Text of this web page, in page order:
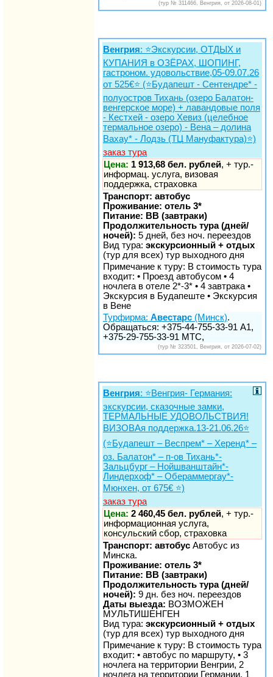
(тур № 311466, Венгрия, от 2026-08-01)
Венгрия: ⭐️Экскурсии, ОТДЫХ и
КУПАНИЯ в ОЗЁРАХ, ШОПИНГ,
гастроном. удовольствие,05-09.07.26
от 525€⭐️ (⭐️Будапешт - Сентендре* -
полуостров Тихань (озеро Балатон-
венгерское море) + лавандовые поля
- Кестхей - озеро Хевиз (целебное
термальное озеро) - Вена – долина
Вахау* - Лодзь (ТЦ Мануфактура)⭐️)
заказ тура
Цена: 1 913,68 бел. рублей, + тур.-
информац. услуга, визовая
поддержка, страховка
Транспорт: автобус
Проживание: отель 3*
Питание: BB (завтраки)
Продолжительность тура (дней/
ночей): 5 дней, без ноч. переездов
Вид тура: экскурсионный + отдых
(тур для всех) тур выходного дня
Примечание к туру: В стоимость тура
входит: • Проезд автобусом • 4
ночлега в отеле 2*-3* • 4 завтрака •
Экскурсия в Будапеште • Экскурсия
в Вене
Турфирма: Авестарс (Минск).
Обращаться: +375-44-755-33-91 А1,
+375-29-755-33-91 МТС,
(тур № 323501, Венгрия, от 2026-07-02)
Венгрия: ⭐️Венгрия- Германия:
экскурсии, сказочные замки,
ТЕРМАЛЬНЫЕ УДОВОЛЬСТВИЯ!
ВИЗОВАя поддержка.13-21.06.26⭐️
(⭐️Будапешт – Веспрем* – Херенд* –
оз. Балатон* – п-ов Тихань*-
Зальцбург – Нойшванштайн*-
Линдерхоф* – Обераммергау*-
Мюнхен, от 675€ ⭐️)
заказ тура
Цена: 2 460,45 бел. рублей, + тур.-
информационная услуга,
консульский сбор, страховка
Транспорт: автобус Автобус из
Минска.
Проживание: отель 3*
Питание: BB (завтраки)
Продолжительность тура (дней/
ночей): 9 дн. без ноч. переездов
Даты выезда: ВОЗМОЖЕН
МУЛЬТИШЕНГЕН
Вид тура: экскурсионный + отдых
(тур для всех) тур выходного дня
Примечание к туру: В стоимость тура
входит: • автобус по маршруту, • 3
ночлега на территории Венгрии, 2
ночлега на территории Германии, 1